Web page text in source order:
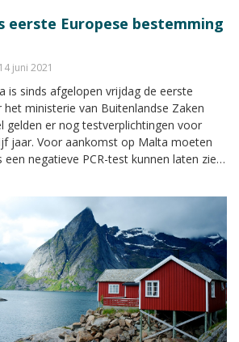
eerste Europese bestemming
14 juni 2021
is sinds afgelopen vrijdag de eerste
ministerie van Buitenlandse Zaken
gelden er nog testverplichtingen voor
jaar. Voor aankomst op Malta moeten
een negatieve PCR-test kunnen laten zien,